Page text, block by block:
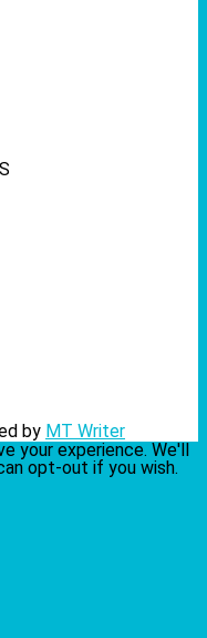
by MT Writer
your experience. We'll
opt-out if you wish.